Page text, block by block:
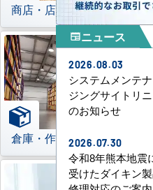
商店・店舗
倉庫・作業場
newspaperニュース
2026.08.03
システムメンテ
ジングサイトリニ
のお知らせ
2026.07.30
令和8年熊本地震
受けたダイキン